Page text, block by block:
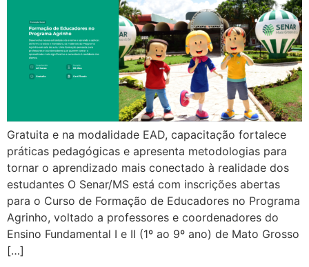
Gratuita e na modalidade EAD, capacitação fortalece
práticas pedagógicas e apresenta metodologias para
tornar o aprendizado mais conectado à realidade dos
estudantes O Senar/MS está com inscrições abertas
para o Curso de Formação de Educadores no Programa
Agrinho, voltado a professores e coordenadores do
Ensino Fundamental I e II (1º ao 9º ano) de Mato Grosso
[…]